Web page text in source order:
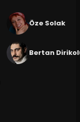
Öze Solak
Bertan